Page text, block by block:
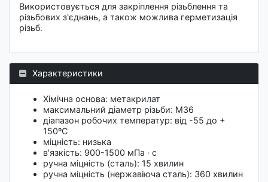
Використовується для закріплення різьблення та
різьбових з'єднань, а також можлива герметизація
різьб.
Характеристики
Хімічна основа: метакрилат
максимальний діаметр різьби: М36
діапазон робочих температур: від -55 до +
150ºС
міцність: низька
в'язкість: 900-1500 мПа · с
ручна міцність (сталь): 15 хвилин
ручна міцність (нержавіюча сталь): 360 хвилин